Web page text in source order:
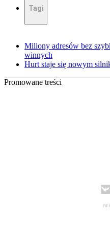
Tagi
Miliony adresów bez
winnych
Hurt staje się nowym
Promowane treści